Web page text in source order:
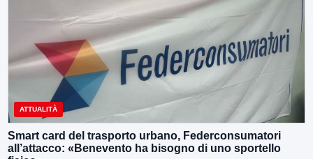
ATTUALITÀ
Smart card del trasporto urbano, Federconsumatori
all’attacco: «Benevento ha bisogno di uno sportello